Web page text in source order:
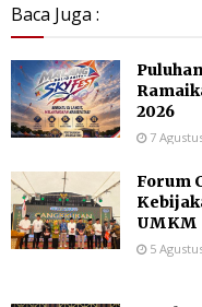
Baca Juga :
2026
7
Forum
UMKM
5